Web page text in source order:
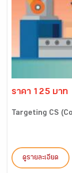
ราคา 125 บาท
Targeting CS
ดูรายละเอียด